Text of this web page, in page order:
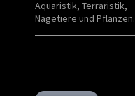
Aquaristik, Terraristik,
Nagetiere und Pflanzen.